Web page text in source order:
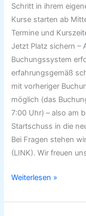
Schritt in ihrem
Kurse starten ab
Termine und
Jetzt Platz sichern –
Buchungssystem
erfahrungsgemäß
mit vorheriger
möglich (das
7:00 Uhr) – also am
Startschuss in die
Bei Fragen stehen
(LINK). Wir freuen
Weiterlesen »